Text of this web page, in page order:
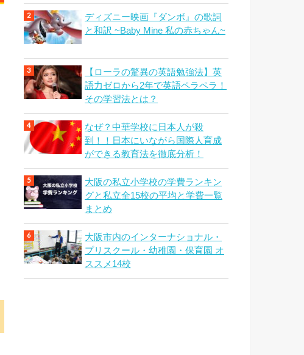
ディズニー映画『ダンボ』の歌詞
と和訳 ~Baby Mine 私の赤ちゃん~
【ローラの驚異の英語勉強法】英
語力ゼロから2年で英語ペラペラ！
その学習法とは？
なぜ？中華学校に日本人が殺
到！！日本にいながら国際人育成
ができる教育法を徹底分析！
大阪の私立小学校の学費ランキン
グと私立全15校の平均と学費一覧
まとめ
大阪市内のインターナショナル・
プリスクール・幼稚園・保育園 オ
ススメ14校